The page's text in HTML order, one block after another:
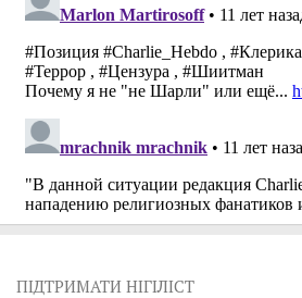
ПІДТРИМАТИ НІГІЛІСТ